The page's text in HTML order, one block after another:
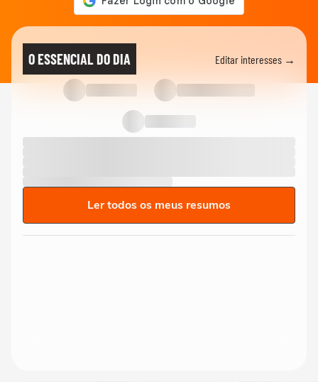
O ESSENCIAL DO DIA Editar interesses →
Ler todos os meus resumos